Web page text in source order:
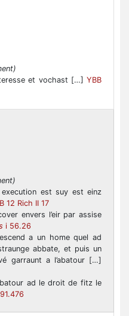
et vochast […]YBB
est suy est einz
12 Rich II 17
envers l’eir par assise
i 56.26
a un home quel ad
abbate, et puis un
garraunt a l’abatour […]
ad le droit de fitz le
91.476